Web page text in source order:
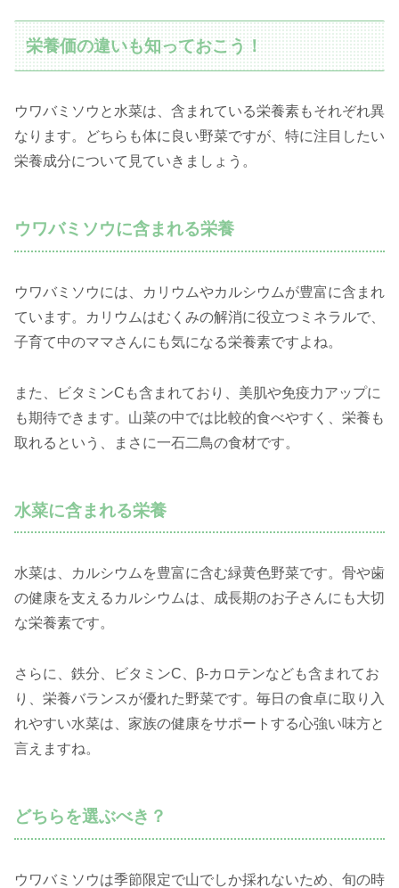
栄養価の違いも知っておこう！
ウワバミソウと水菜は、含まれている栄養素もそれぞれ異
なります。どちらも体に良い野菜ですが、特に注目したい
栄養成分について見ていきましょう。
ウワバミソウに含まれる栄養
ウワバミソウには、カリウムやカルシウムが豊富に含まれ
ています。カリウムはむくみの解消に役立つミネラルで、
子育て中のママさんにも気になる栄養素ですよね。
また、ビタミンCも含まれており、美肌や免疫力アップに
も期待できます。山菜の中では比較的食べやすく、栄養も
取れるという、まさに一石二鳥の食材です。
水菜に含まれる栄養
水菜は、カルシウムを豊富に含む緑黄色野菜です。骨や歯
の健康を支えるカルシウムは、成長期のお子さんにも大切
な栄養素です。
さらに、鉄分、ビタミンC、β-カロテンなども含まれてお
り、栄養バランスが優れた野菜です。毎日の食卓に取り入
れやすい水菜は、家族の健康をサポートする心強い味方と
言えますね。
どちらを選ぶべき？
ウワバミソウは季節限定で山でしか採れないため、旬の時